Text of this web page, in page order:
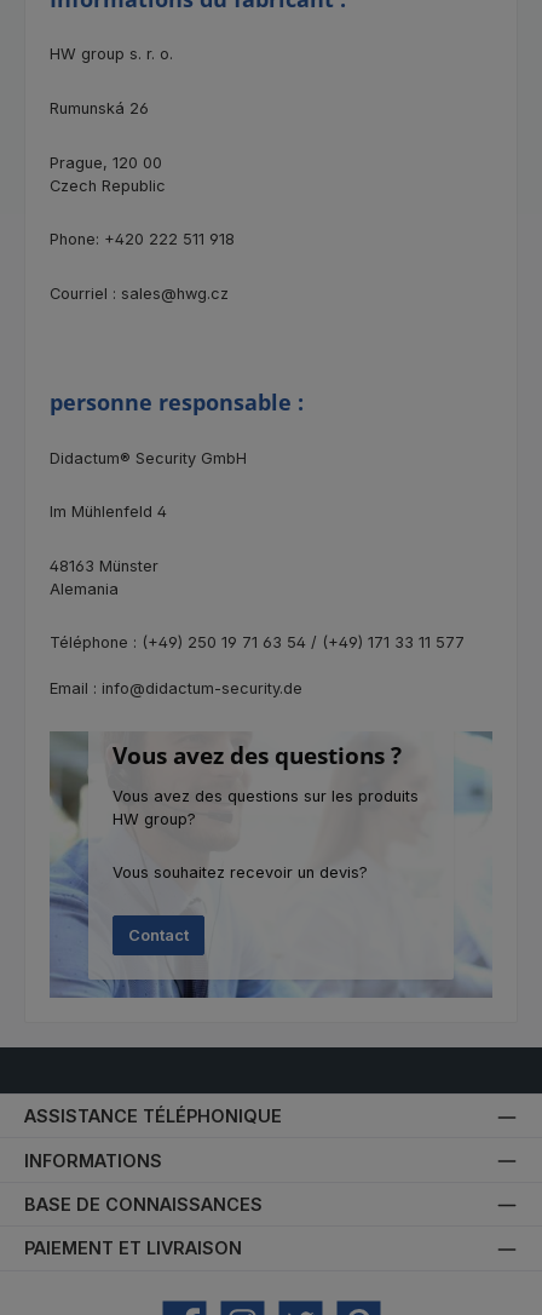
HW group s. r. o.
Rumunská 26
Prague, 120 00
Czech Republic
Phone: +420 222 511 918
Courriel : sales@hwg.cz
personne responsable :
Didactum® Security GmbH
Im Mühlenfeld 4
48163 Münster
Alemania
Téléphone : (+49) 250 19 71 63 54 / (+49) 171 33 11 577
Email : info@didactum-security.de
Vous avez des questions ?
Vous avez des questions sur les produits
HW group?
Vous souhaitez recevoir un devis?
Contact
ASSISTANCE TÉLÉPHONIQUE
INFORMATIONS
BASE DE CONNAISSANCES
PAIEMENT ET LIVRAISON